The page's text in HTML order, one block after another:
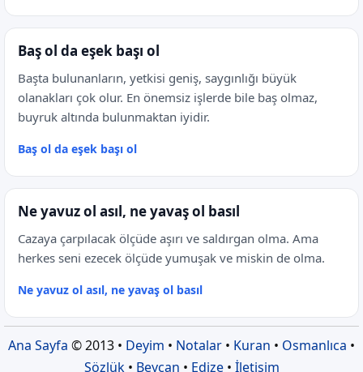
Baş ol da eşek başı ol
Başta bulunanların, yetkisi geniş, saygınlığı büyük
olanakları çok olur. En önemsiz işlerde bile baş olmaz,
buyruk altında bulunmaktan iyidir.
Baş ol da eşek başı ol
Ne yavuz ol asıl, ne yavaş ol basıl
Cazaya çarpılacak ölçüde aşırı ve saldırgan olma. Ama
herkes seni ezecek ölçüde yumuşak ve miskin de olma.
Ne yavuz ol asıl, ne yavaş ol basıl
Ana Sayfa © 2013 • Deyim • Notalar • Kuran • Osmanlıca •
Sözlük• Beycan • Edize• İletişim